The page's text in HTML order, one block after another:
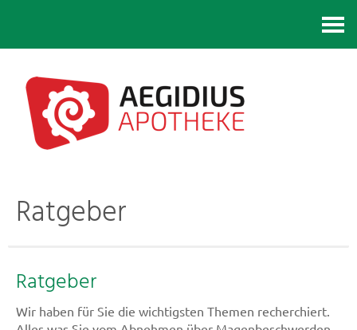
Ratgeber
Ratgeber
Wir haben für Sie die wichtigsten Themen recherchiert.